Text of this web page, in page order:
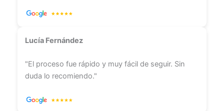
Lucía Fernández
"El proceso fue rápido y muy fácil de seguir. Sin
duda lo recomiendo."